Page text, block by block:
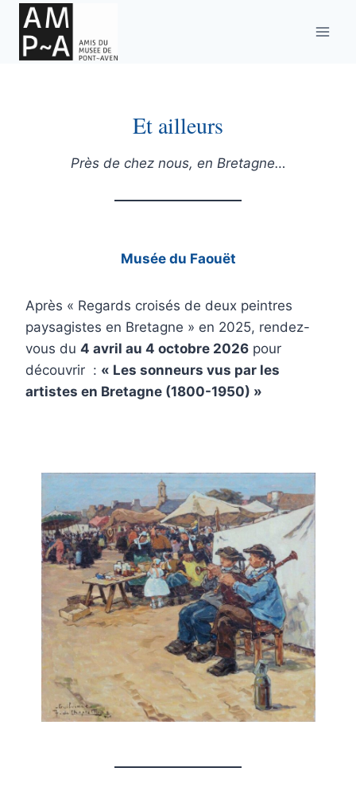
contenu
Et ailleurs
Près de chez nous, en Bretagne…
Musée du Faouët
Après « Regards croisés de deux peintres
paysagistes en Bretagne » en 2025, rendez-
vous du 4 avril au 4 octobre 2026 pour
découvrir : « Les sonneurs vus par les
artistes en Bretagne (1800-1950) »